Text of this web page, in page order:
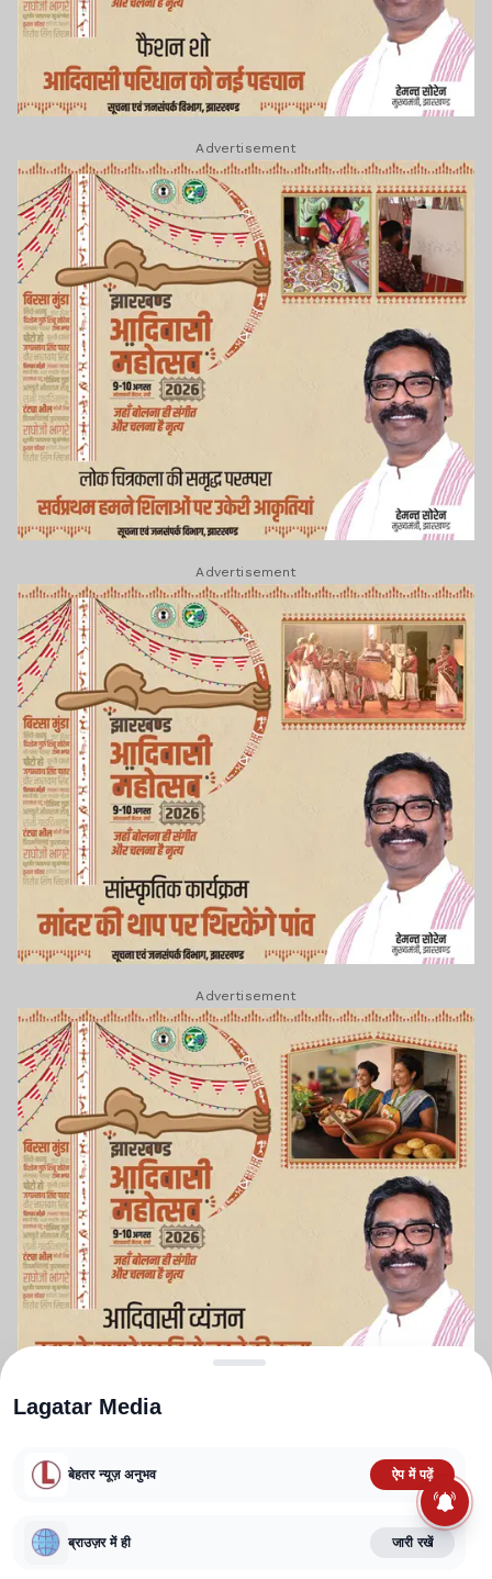
Advertisement
Advertisement
Advertisement
TERMS AND CONDITIONS
CORRECTIONS POLICY
FACT CHECKING POLICY
Lagatar Media
बेहतर न्यूज़ अनुभव ऐप में पढ़ें
ब्राउज़र में ही जारी रखें